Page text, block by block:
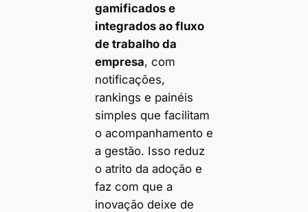
gamificados e
integrados ao fluxo
de trabalho da
empresa, com
notificações,
rankings e painéis
simples que facilitam
o acompanhamento e
a gestão. Isso reduz
o atrito da adoção e
faz com que a
inovação deixe de